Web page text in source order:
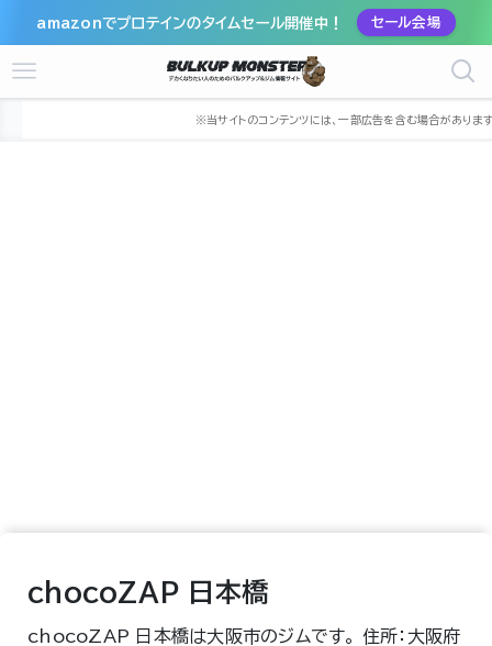
amazonでプロテインのタイムセール開催中！ セール会場
大阪府 大阪市 大阪市中央区
chocoZAP 日本橋
chocoZAP 日本橋は大阪市のジムです。 住所：大阪府